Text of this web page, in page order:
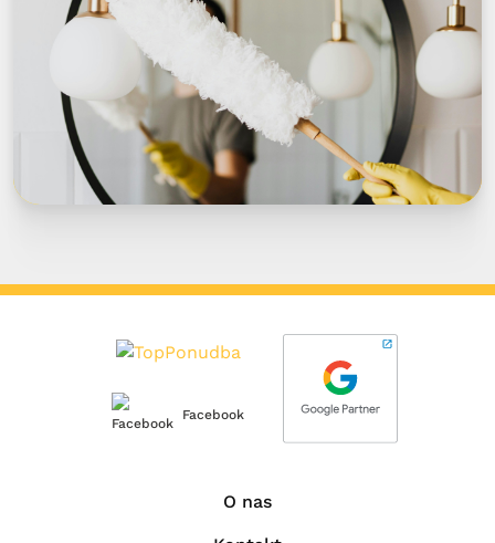
Facebook
O nas